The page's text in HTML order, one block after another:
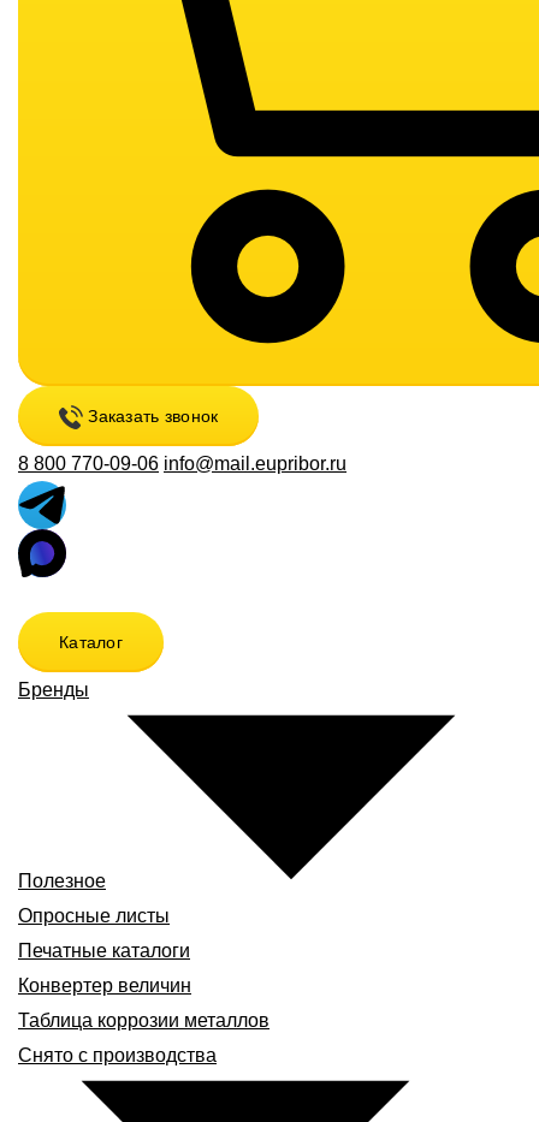
Заказать звонок
8 800 770-09-06 info@mail.eupribor.ru
Каталог
Бренды
Полезное
Опросные листы
Печатные каталоги
Конвертер величин
Таблица коррозии металлов
Снято с производства